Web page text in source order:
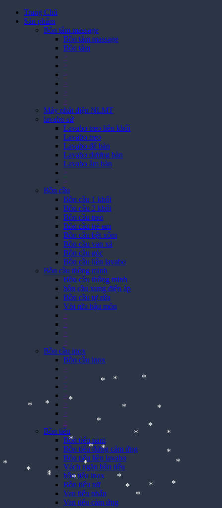
*
*
*
*
*
*
*
*
*
Trang Chủ
Sản phẩm
Bồn tắm massage
Bồn tắm massage
Bồn tắm
>
>
>
>
>
>
Máy phát điện NLMT
lavabo sứ
Lavabo treo liên khối
Lavabo treo
Lavabo để bàn
Lavabo dương bàn
Lavabo âm bàn
>
>
Bồn cầu
Bồn cầu 1 khối
Bồn cầu 2 khối
Bồn cầu treo
Bồn cầu trẻ em
Bồn cầu bệt xổm
Bồn cầu van xả
Bồn cầu góc
Bồn cầu liền lavabo
Bồn cầu thông minh
Bồn cầu thông minh
bồn cầu xung điện áp
Bồn cầu tự rửa
Vòi rửa hậu môn
>
>
>
>
Bồn cầu inox
Bồn cầu inox
>
>
>
>
>
>
>
Bồn tiểu
Bồn tiểu nam
Bồn tiểu đứng cảm ứng
Bồn tiểu liền lavabo
Vách ngăn bồn tiểu
bồn tiểu inox
Bồn tiểu nữ
Van tiểu nhấn
Van tiểu cảm ứng